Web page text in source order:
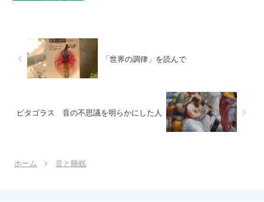
「世界の調律」を読んで
ピタゴラス 音の不思議を明らかにした人
ホーム 音と睡眠